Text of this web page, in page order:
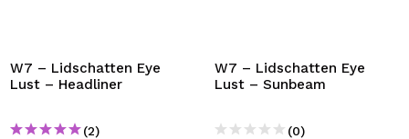
W7 – Lidschatten Eye
Lust – Headliner
(2)
W7 – Lidschatten Eye
Lust – Sunbeam
(0)